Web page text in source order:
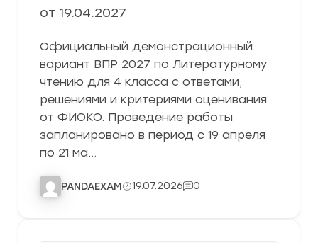
от 19.04.2027
Официальный демонстрационный
вариант ВПР 2027 по Литературному
чтению для 4 класса с ответами,
решениями и критериями оценивания
от ФИОКО. Проведение работы
запланировано в период с 19 апреля
по 21 ма…
PANDAEXAM 19.07.2026 0